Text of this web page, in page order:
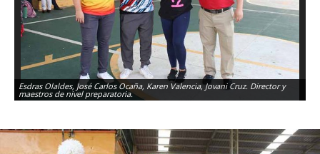
Esdras Olaldes, José Carlos Ocaña, Karen Valencia, Jovani Cruz. Director y
maestros de nivel preparatoria.